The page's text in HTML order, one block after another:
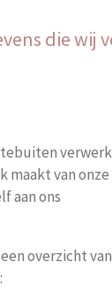
die wij
maakt van
aan ons
overzicht